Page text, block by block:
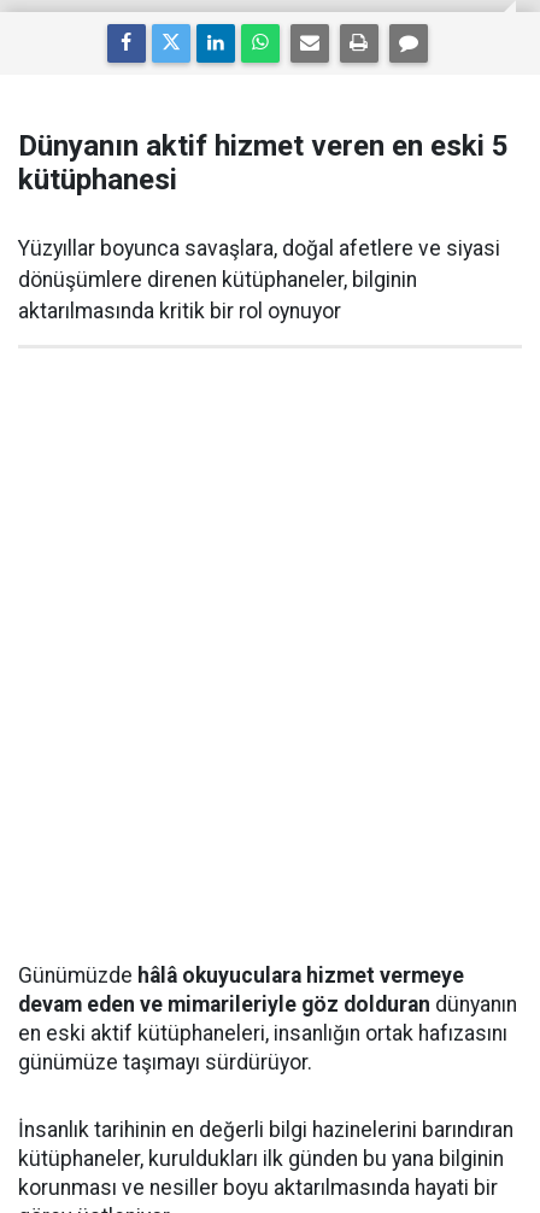
Dünyanın aktif hizmet veren en eski 5
kütüphanesi
Yüzyıllar boyunca savaşlara, doğal afetlere ve siyasi
dönüşümlere direnen kütüphaneler, bilginin
aktarılmasında kritik bir rol oynuyor
Günümüzde hâlâ okuyuculara hizmet vermeye
devam eden ve mimarileriyle göz dolduran dünyanın
en eski aktif kütüphaneleri, insanlığın ortak hafızasını
günümüze taşımayı sürdürüyor.
İnsanlık tarihinin en değerli bilgi hazinelerini barındıran
kütüphaneler, kuruldukları ilk günden bu yana bilginin
korunması ve nesiller boyu aktarılmasında hayati bir